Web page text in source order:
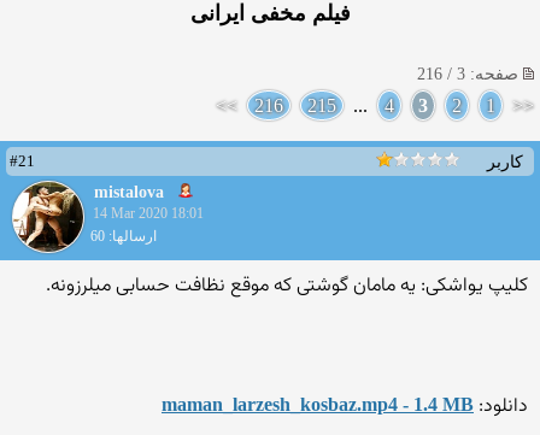
فیلم مخفی ایرانی
صفحه: 3 / 216
<<
1
2
3
4
...
215
216
>>
کاربر
#21
mistalova
14 Mar 2020 18:01
ارسالها: 60
کلیپ یواشکی: یه مامان گوشتی که موقع نظافت حسابی میلرزونه.
دانلود: maman_larzesh_kosbaz.mp4 - 1.4 MB